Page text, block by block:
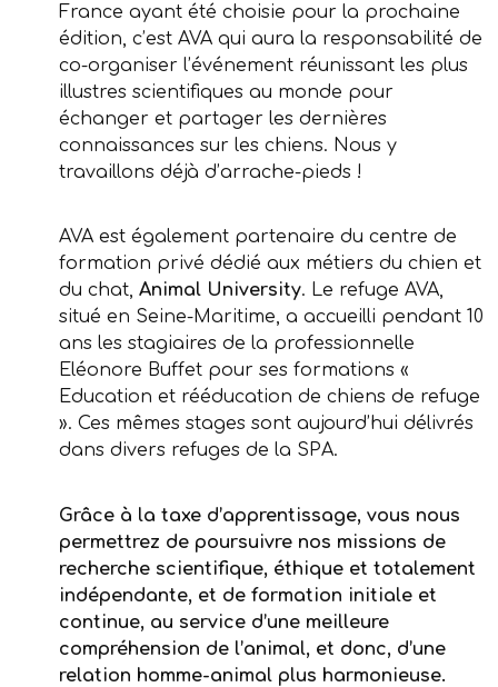
France ayant été choisie pour la prochaine
édition, c’est AVA qui aura la responsabilité de
co-organiser l’événement réunissant les plus
illustres scientifiques au monde pour
échanger et partager les dernières
connaissances sur les chiens. Nous y
travaillons déjà d’arrache-pieds !
AVA est également partenaire du centre de
formation privé dédié aux métiers du chien et
du chat, Animal University. Le refuge AVA,
situé en Seine-Maritime, a accueilli pendant 10
ans les stagiaires de la professionnelle
Eléonore Buffet pour ses formations «
Education et rééducation de chiens de refuge
». Ces mêmes stages sont aujourd’hui délivrés
dans divers refuges de la SPA.
Grâce à la taxe d’apprentissage, vous nous
permettrez de poursuivre nos missions de
recherche scientifique, éthique et totalement
indépendante, et de formation initiale et
continue, au service d’une meilleure
compréhension de l’animal, et donc, d’une
relation homme-animal plus harmonieuse.